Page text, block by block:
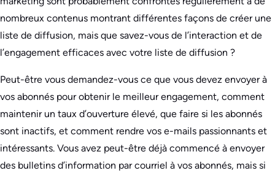
nombreux contenus montrant différentes façons de créer une
liste de diffusion, mais que savez-vous de l’interaction et de
l’engagement efficaces avec votre liste de diffusion ?
Peut-être vous demandez-vous ce que vous devez envoyer à
vos abonnés pour obtenir le meilleur engagement, comment
maintenir un taux d’ouverture élevé, que faire si les abonnés
sont inactifs, et comment rendre vos e-mails passionnants et
intéressants. Vous avez peut-être déjà commencé à envoyer
des bulletins d’information par courriel à vos abonnés, mais si